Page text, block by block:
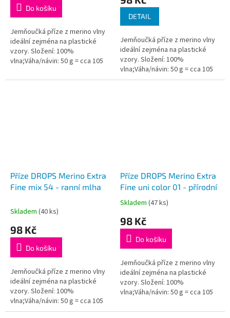
Do košíku
Jemňoučká příze z merino vlny
ideální zejména na plastické
vzory. Složení: 100%
vlna;Váha/návin: 50 g = cca 105
mm...
DETAIL
Jemňoučká příze z merino vlny
ideální zejména na plastické
vzory. Složení: 100%
vlna;Váha/návin: 50 g = cca 105
metrů;Doporučená síla jehlic: 4
Příze DROPS Merino Extra
Fine mix 54 - ranní mlha
Skladem (40 ks)
98 Kč
Do košíku
Jemňoučká příze z merino vlny
ideální zejména na plastické
vzory. Složení: 100%
vlna;Váha/návin: 50 g = cca 105
metrů;Doporučená síla jehlic: 4
Příze DROPS Merino Extra
Fine uni color 01 - přírodní
Průměrné
produktu
5,0
5
hvězdiček.
Skladem (47 ks)
98 Kč
Do košíku
Jemňoučká příze z merino vlny
ideální zejména na plastické
vzory. Složení: 100%
vlna;Váha/návin: 50 g = cca 105
mm...